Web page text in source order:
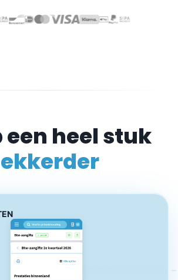
op de btw-
van tevoren hoeveel btw je moet
je tijdig reserveren en voorkom je